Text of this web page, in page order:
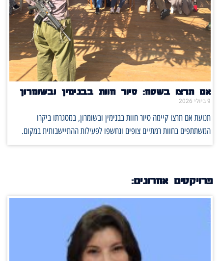
אם תרצו בשטח: סיור חוות בבנימין ובשומרון
9 ביולי 2026
תנועת אם תרצו קיימה סיור חוות בבנימין ובשומרון, במסגרתו ביקרו
המשתתפים בחוות רמתיים צופים ונחשפו לפעילות ההתיישבותית במקום.
פרויקטים אחרונים: